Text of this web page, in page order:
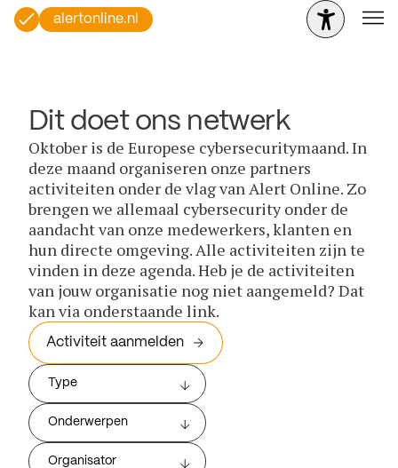
alertonline.nl
Dit doet ons netwerk
Oktober is de Europese cybersecuritymaand. In
deze maand organiseren onze partners
activiteiten onder de vlag van Alert Online. Zo
brengen we allemaal cybersecurity onder de
aandacht van onze medewerkers, klanten en
hun directe omgeving. Alle activiteiten zijn te
vinden in deze agenda. Heb je de activiteiten
van jouw organisatie nog niet aangemeld? Dat
kan via onderstaande link.
Activiteit aanmelden
Type
Onderwerpen
Organisator